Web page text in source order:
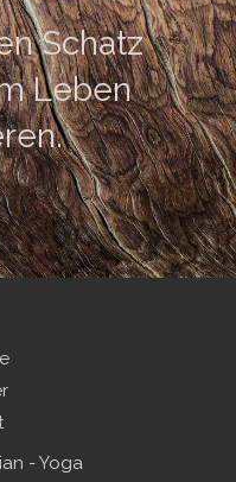
Schatz
Leben
- Yoga